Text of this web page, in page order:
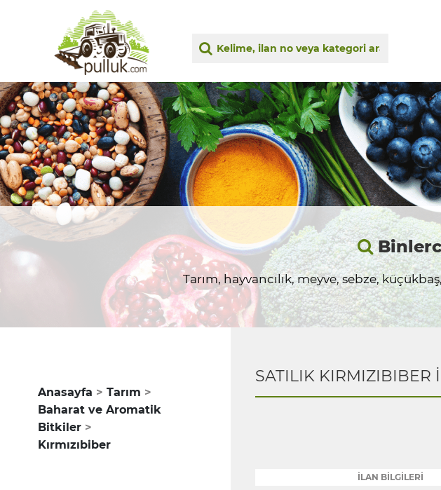
Tarım, hayvancılık, meyve, sebze,
Anasayfa
Tarım
Baharat ve Aromatik
Bitkiler
Kırmızıbiber
SATILIK KIRMIZIBIBER
İLAN BİLGİLERİ